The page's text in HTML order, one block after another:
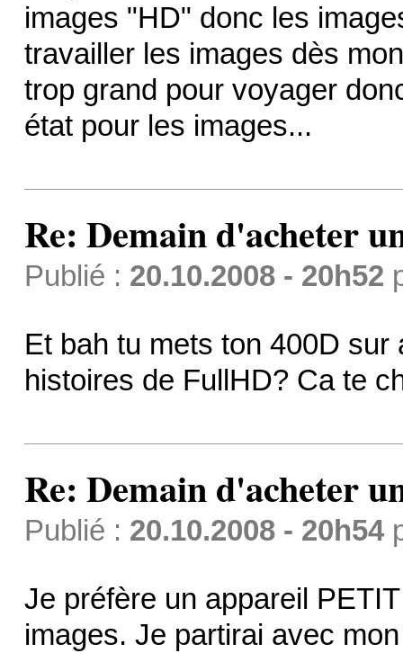
images "HD" donc les
travailler les images dès
trop grand pour voyager
état pour les images...
Re: Demain d'acheter
Publié : 20.10.2008 - 20h52
Et bah tu mets ton 400D
histoires de FullHD? Ca te
Re: Demain d'acheter
Publié : 20.10.2008 - 20h54
Je préfère un appareil
images. Je partirai avec